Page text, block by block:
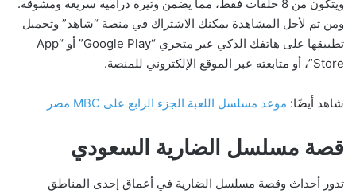
ويتكون من 8 حلقات فقط، مما يضمن وتيرة درامية سريعة ومشوقة.
ومن ثم لأجل المشاهدة يمكنك الاشتراك في منصة “شاهد” وتحميل
تطبيقها على هاتفك الذكي عبر متجري “Google Play” أو “App
Store”، أو متابعته عبر الموقع الإلكتروني للمنصة.
شاهد أيضًا: موعد مسلسل اللعبة الجزء الرابع على MBC مصر
قصة مسلسل الضارية السعودي
تدور أحداث وقصة مسلسل الضارية في أعماق إحدى المناطق